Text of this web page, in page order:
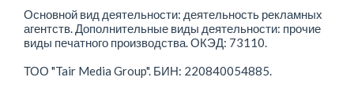
Основной вид деятельности: деятельность рекламных
агентств. Дополнительные виды деятельности: прочие
виды печатного производства. ОКЭД: 73110.
ТОО "Tair Media Group". БИН: 220840054885.